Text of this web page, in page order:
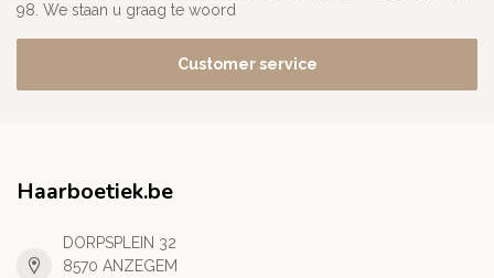
98. We staan u graag te woord
Customer service
Haarboetiek.be
DORPSPLEIN 32
8570 ANZEGEM